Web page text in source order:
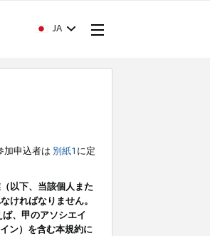
JA
加申込者は 別紙1 に定
以下、当該個人また
ければなりません。
ば、甲のアソシエイ
ン）を含む本規約に